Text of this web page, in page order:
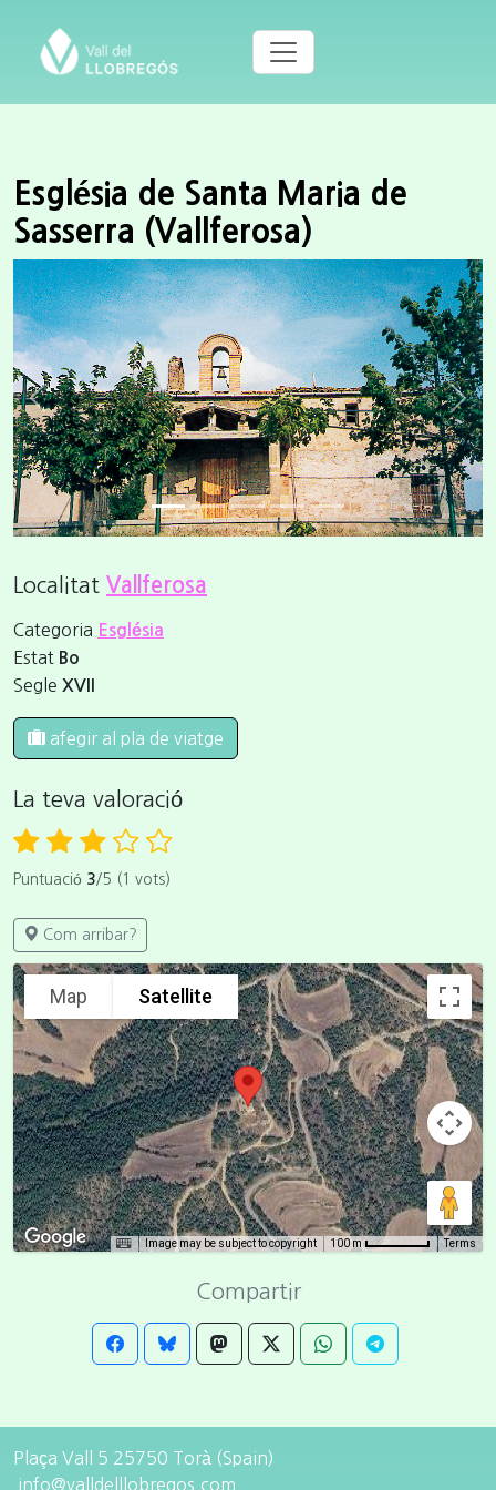
Església de Santa Maria de
Sasserra (Vallferosa)
Previous Next
Localitat Vallferosa
Categoria Església
Estat Bo
Segle XVII
afegir al pla de viatge
La teva valoració
Puntuació 3/5 (1 vots)
Com arribar?
Map Satellite
Image may be subject to copyright 100 m Terms
Compartir
Plaça Vall 5 25750 Torà (Spain)
info@valldelllobregos.com